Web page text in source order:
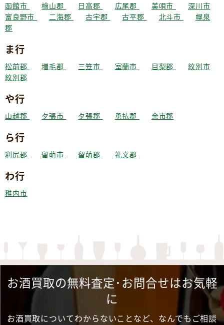
函館市 檜山郡 日高郡 広尾郡 美唄市
深川市
富良野市
二海郡 古宇郡 古平郡 北斗市
幌泉
郡
ま行
松前郡 増毛郡 三笠市 室蘭市 目梨郡
紋別市
紋別郡
や行
山越郡 夕張市 夕張郡 勇払郡 余市郡
ら行
利尻郡 留萌市 留萌郡 礼文郡
わ行
稚内市
お酒買取の無料査定･お問合せはお気軽
に
お酒買取についてわからないことなど、なんでもご相談